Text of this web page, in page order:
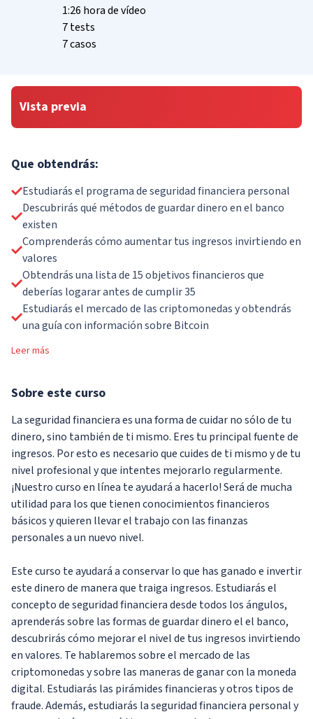
1:26 hora de vídeo
7 tests
7 casos
Vista previa
Que obtendrás:
Estudiarás el programa de seguridad financiera personal
Descubrirás qué métodos de guardar dinero en el banco
existen
Comprenderás cómo aumentar tus ingresos invirtiendo en
valores
Obtendrás una lista de 15 objetivos financieros que
deberías logarar antes de cumplir 35
Estudiarás el mercado de las criptomonedas y obtendrás
una guía con información sobre Bitcoin
Leer más
Sobre este curso
La seguridad financiera es una forma de cuidar no sólo de tu
dinero, sino también de ti mismo. Eres tu principal fuente de
ingresos. Por esto es necesario que cuides de ti mismo y de tu
nivel profesional y que intentes mejorarlo regularmente.
¡Nuestro curso en línea te ayudará a hacerlo! Será de mucha
utilidad para los que tienen conocimientos financieros
básicos y quieren llevar el trabajo con las finanzas
personales a un nuevo nivel.
Este curso te ayudará a conservar lo que has ganado e invertir
este dinero de manera que traiga ingresos. Estudiarás el
concepto de seguridad financiera desde todos los ángulos,
aprenderás sobre las formas de guardar dinero el el banco,
descubrirás cómo mejorar el nivel de tus ingresos invirtiendo
en valores. Te hablaremos sobre el mercado de las
criptomonedas y sobre las maneras de ganar con la moneda
digital. Estudiarás las pirámides financieras y otros tipos de
fraude. Además, estudiarás la seguridad financiera personal y